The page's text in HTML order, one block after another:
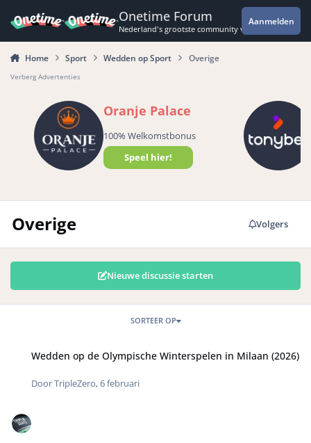
Onetime Forum
Nederland's grootste community voor de
Aanmelden
Home Sport Wedden op Sport Overige
Verberg Advertenties
Oranje Palace
100% Welkomstbonus
Speel hier!
Overige Volgers
Nieuwe discussie starten
SORTEER OP
Wedden op de Olympische Winterspelen in Milaan (2026)
DoorTripleZero,6 februari